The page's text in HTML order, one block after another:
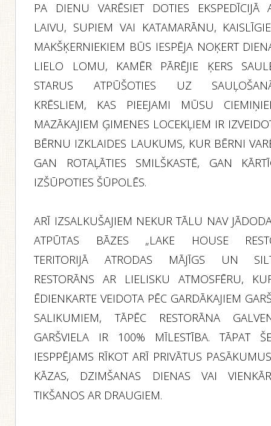
PA DIENU VARĒSIET DOTIES EKSPEDĪCIJĀ
LAIVU, SUPIEM VAI KATAMARĀNU,
MAKŠĶERNIEKIEM BŪS IESPĒJA NOĶERT
LIELO LOMU, KAMĒR PĀRĒJIE ĶERS
STARUS ATPŪŠOTIES UZ
KRĒSLIEM, KAS PIEEJAMI MŪSU
MAZĀKAJIEM ĢIMENES LOCEKĻIEM IR
BĒRNU IZKLAIDES LAUKUMS, KUR BĒRNI
GAN ROTAĻĀTIES SMILŠKASTĒ, GAN
IZŠŪPOTIES ŠŪPOLĒS.
ARĪ IZSALKUŠAJIEM NEKUR TĀLU NAV
ATPŪTAS BĀZES „LAKE HOUSE
TERITORIJĀ ATRODAS MĀJĪGS UN
RESTORĀNS AR LIELISKU ATMOSFĒRU,
ĒDIENKARTE VEIDOTA PĒC GARDĀKAJIEM
SALIKUMIEM, TĀPĒC RESTORĀNA
GARŠVIELA IR 100% MĪLESTĪBA. TĀPAT
IESPPĒJAMS RĪKOT ARĪ PRIVĀTUS
KĀZAS, DZIMŠANAS DIENAS VAI
TIKŠANOS AR DRAUGIEM.